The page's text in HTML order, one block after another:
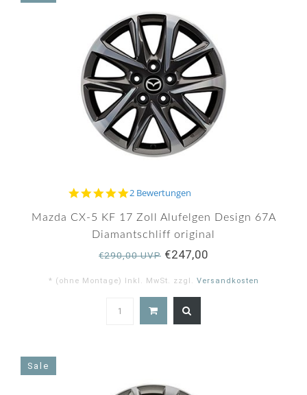
5.0
rating
2 Bewertungen
Mazda CX-5 KF 17 Zoll Alufelgen Design 67A
Diamantschliff original
€290,00 UVP €247,00
* (ohne Montage) Inkl. MwSt. zzgl. Versandkosten
Sale